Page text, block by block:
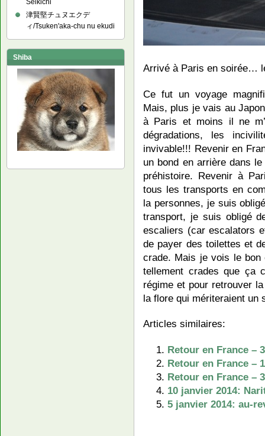
Arrivé à Paris en soirée…
Ce fut un voyage
Mais, plus je vais au
à Paris et moins il ne
dégradations, les
invivable!!! Revenir en
un bond en arrière dans
préhistoire. Revenir à
tous les transports en
la personnes, je suis
transport, je suis obligé
escaliers (car escalators
de payer des toilettes et
crade. Mais je vois le
tellement crades que ça
régime et pour retrouver
la flore qui mériteraient
Articles similaires:
Retour en France –
Retour en France –
Retour en France –
10 janvier 2014:
5 janvier 2014: au-
Seikichi
津賢堅チュヌエクデ
ィ/Tsuken'aka-chu nu ekudi
Shiba